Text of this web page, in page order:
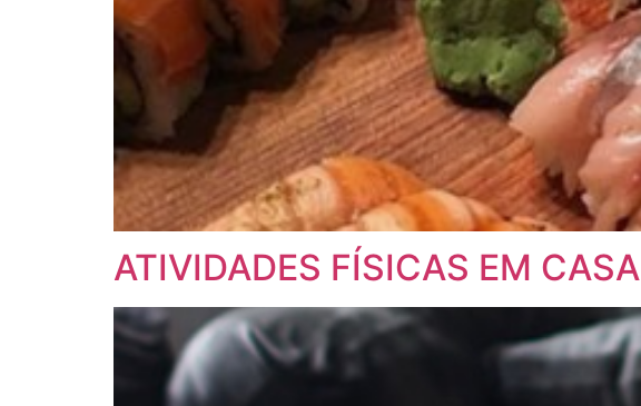
ATIVIDADES FÍSICAS EM CASA